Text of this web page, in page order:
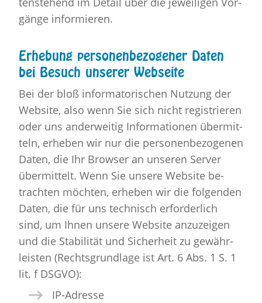
gän­ge in­for­mie­ren.
Er­he­bung per­so­nen­be­zo­ge­ner Daten
bei Be­such un­se­rer Web­sei­te
Bei der bloß in­for­ma­to­ri­schen Nut­zung der
Web­site, also wenn Sie sich nicht re­gis­trie­ren
oder uns an­der­wei­tig In­for­ma­tio­nen über­mit­
teln, er­he­ben wir nur die per­so­nen­be­zo­ge­nen
Daten, die Ihr Brow­ser an un­se­ren Ser­ver
über­mit­telt. Wenn Sie un­se­re Web­site be­
trach­ten möch­ten, er­he­ben wir die fol­gen­den
Daten, die für uns tech­nisch er­for­der­lich
sind, um Ihnen un­se­re Web­site an­zu­zei­gen
und die Sta­bi­li­tät und Si­cher­heit zu ge­währ­
leis­ten (Rechts­grund­la­ge ist Art. 6 Abs. 1 S. 1
lit. f DSGVO):
IP-Adres­se